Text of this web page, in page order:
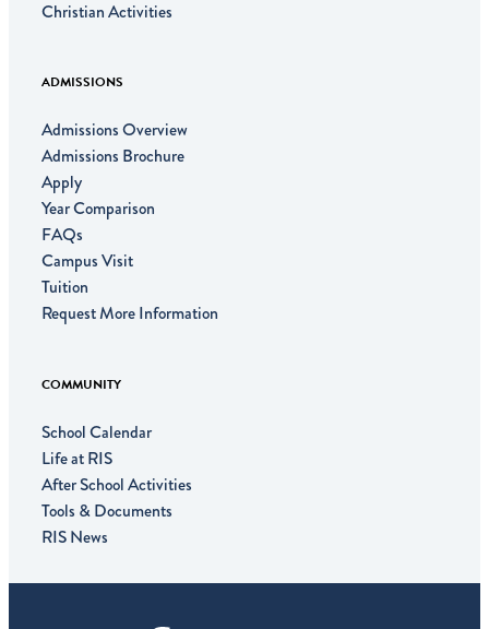
Christian Activities
ADMISSIONS
Admissions Overview
Admissions Brochure
Apply
Year Comparison
FAQs
Campus Visit
Tuition
Request More Information
COMMUNITY
School Calendar
Life at RIS
After School Activities
Tools & Documents
RIS News